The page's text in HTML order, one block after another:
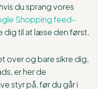
du sprang vores
Shopping feed-
dig til at læse den først.
over og bare sikre dig,
er her de
styr på, før du går i